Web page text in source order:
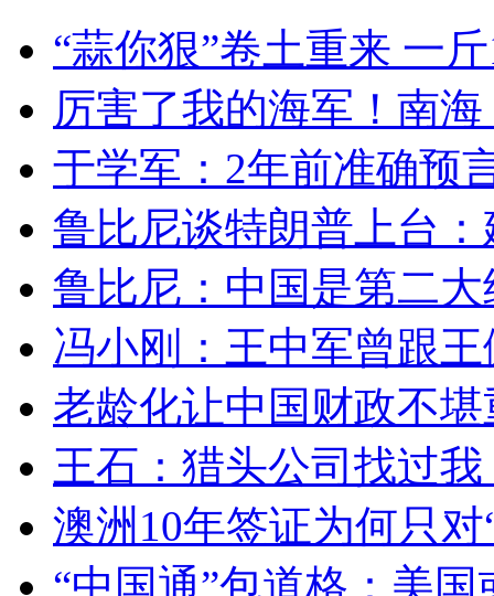
“蒜你狠”卷土重来 一
厉害了我的海军！南
于学军：2年前准确预
鲁比尼谈特朗普上台
鲁比尼：中国是第二
冯小刚：王中军曾跟
老龄化让中国财政不
王石：猎头公司找过
澳洲10年签证为何只对
“中国通”包道格：美